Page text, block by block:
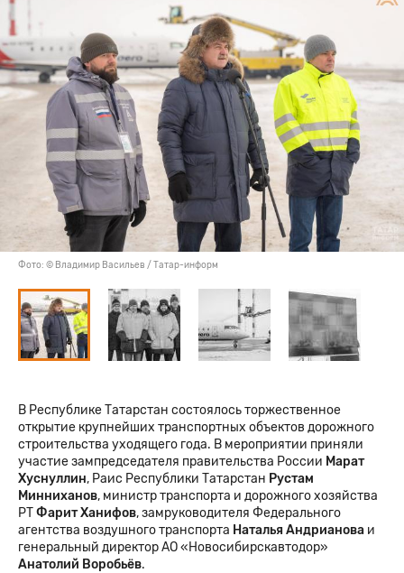
Фото: © Владимир Васильев / Татар-информ
В Республике Татарстан состоялось торжественное
открытие крупнейших транспортных объектов дорожного
строительства уходящего года. В мероприятии приняли
участие зампредседателя правительства России Марат
Хуснуллин, Раис Республики Татарстан Рустам
Минниханов, министр транспорта и дорожного хозяйства
РТФаритХанифов, замруководителя Федерального
агентства воздушного транспорта Наталья Андрианова и
генеральный директор АО «Новосибирскавтодор»
Анатолий Воробьёв.